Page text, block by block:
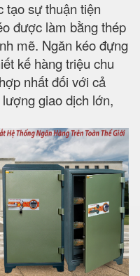
tạo sự thuận tiện
được làm bằng thép
mẽ. Ngăn kéo đựng
kế hàng triệu chu
nhất đối với cả
giao dịch lớn,